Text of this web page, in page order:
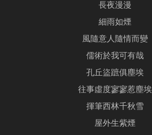
長夜漫漫
細雨如煙
風隨意人隨情而變
儒術於我可有哉
孔丘盜蹠俱塵埃
往事虛度寥寥惹塵埃
揮筆西林千秋雪
屋外生紫煙